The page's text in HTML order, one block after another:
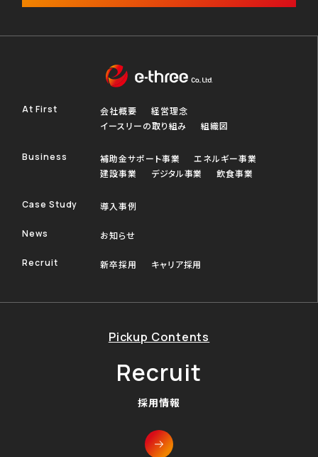
At First 会社概要
経営理念
イースリーの取り組み
組織図
Business 補助金サポート事業
エネルギー事業
建設事業
デジタル事業 飲食事業
Case Study 導入事例
News お知らせ
Recruit 新卒採用 キャリア採用
Pickup Contents
Recruit
採用情報